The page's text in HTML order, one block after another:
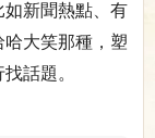
如新聞熱點、有
大笑那種，塑
話題。